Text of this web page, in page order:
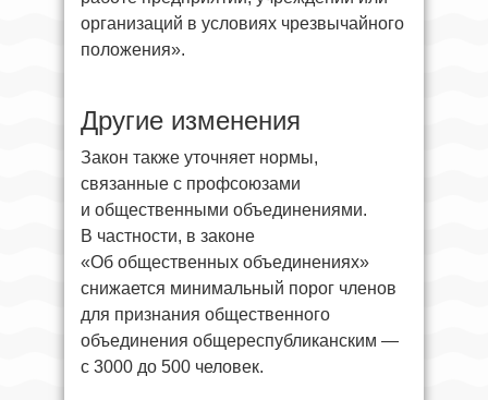
организаций в условиях чрезвычайного
положения».
Другие изменения
Закон также уточняет нормы,
связанные с профсоюзами
и общественными объединениями.
В частности, в законе
«Об общественных объединениях»
снижается минимальный порог членов
для признания общественного
объединения общереспубликанским —
с 3000 до 500 человек.